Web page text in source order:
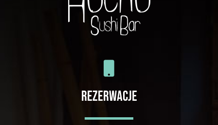
REZERWACJE